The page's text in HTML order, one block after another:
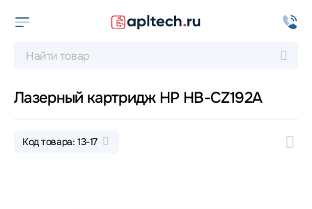
Лазерный картридж HP HB-CZ192A
Код товара: 13-17